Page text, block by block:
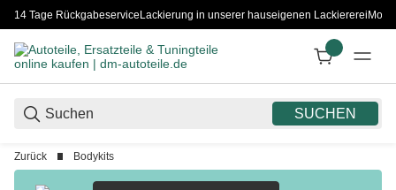
14 Tage RückgabeserviceLackierung in unserer hauseigenen Lackiererei
SUCHEN
Zurück Bodykits